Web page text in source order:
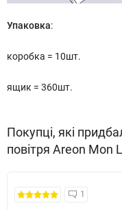
Упаковка:
коробка = 10шт.
ящик = 360шт.
Покупці, які
повітря Areon Mon
1